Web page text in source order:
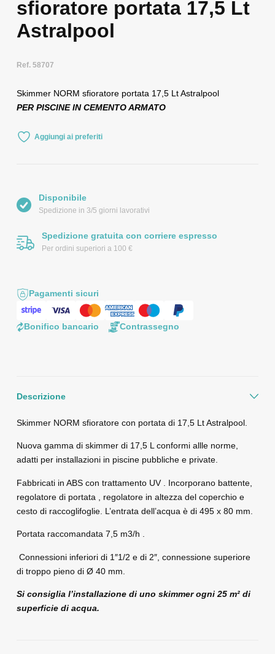
sfioratore portata 17,5 Lt
Astralpool
Ref. 58707
Skimmer NORM sfioratore portata 17,5 Lt Astralpool
PER PISCINE IN CEMENTO ARMATO
Aggiungi ai preferiti
Disponibile
Spedizione in 3/5 giorni lavorativi
Spedizione gratuita con corriere espresso
Per ordini superiori a 100 €
Pagamenti sicuri
Bonifico bancario Contrassegno
Descrizione
Skimmer NORM sfioratore con portata di 17,5 Lt Astralpool.
Nuova gamma di skimmer di 17,5 L conformi allle norme,
adatti per installazioni in piscine pubbliche e private.
Fabbricati in ABS con trattamento UV . Incorporano battente,
regolatore di portata , regolatore in altezza del coperchio e
cesto di raccoglifoglie. L’entrata dell’acqua è di 495 x 80 mm.
Portata raccomandata 7,5 m3/h .
Connessioni inferiori di 1″1/2 e di 2″, connessione superiore
di troppo pieno di Ø 40 mm.
Si consiglia l’installazione di uno skimmer ogni 25 m² di
superficie di acqua.